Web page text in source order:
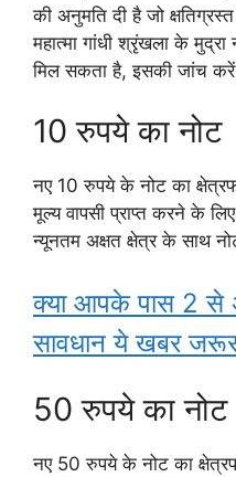
की अनुमति दी है जो
महात्मा गांधी श्रृंखला के
मिल सकता है, इसकी जांच करें
10 रुपये का नोट
नए 10 रुपये के नोट का
मूल्य वापसी प्राप्त करने के
न्यूनतम अक्षत क्षेत्र के साथ
क्या आपके पास 2 से
सावधान ये खबर
50 रुपये का नोट
नए 50 रुपये के नोट का